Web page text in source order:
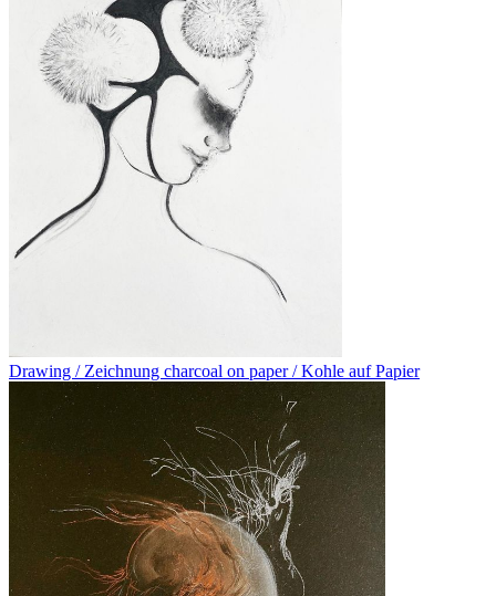
Drawing / Zeichnung charcoal on paper / Kohle auf Papier